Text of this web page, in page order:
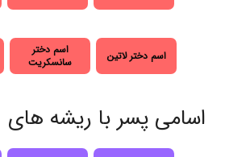
اسم دختر لاتین
اسم دختر
سانسکریت
اسامی پسر با ریشه های